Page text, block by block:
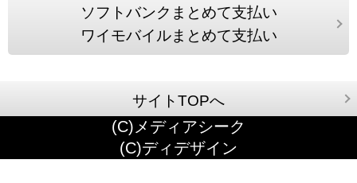
ソフトバンクまとめて支払い
ワイモバイルまとめて支払い
サイトTOPへ
(C)メディアシーク
(C)ディデザイン